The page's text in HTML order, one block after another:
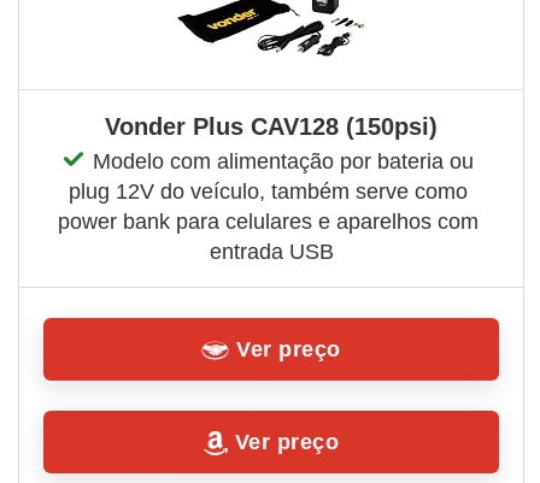
Vonder Plus CAV128 (150psi)
Modelo com alimentação por bateria ou
plug 12V do veículo, também serve como
power bank para celulares e aparelhos com
entrada USB
Ver preço
Ver preço